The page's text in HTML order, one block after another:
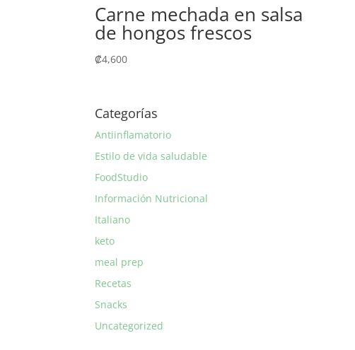
Carne mechada en salsa
de hongos frescos
₡4,600
Categorías
Antiinflamatorio
Estilo de vida saludable
FoodStudio
Información Nutricional
Italiano
keto
meal prep
Recetas
Snacks
Uncategorized